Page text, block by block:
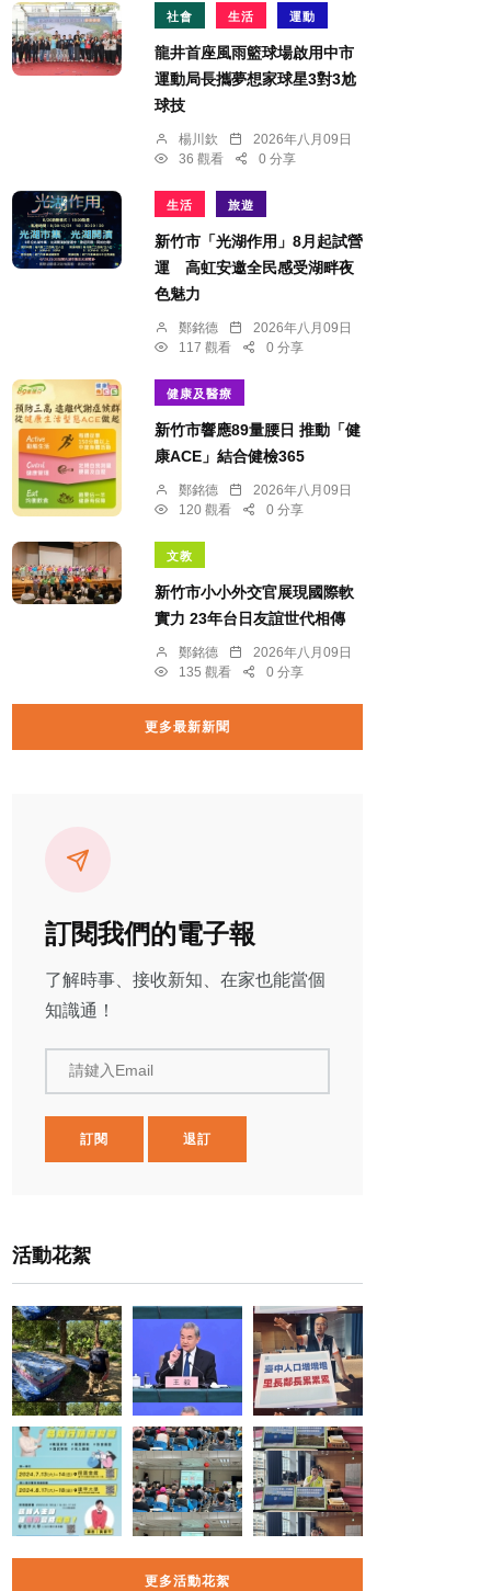
社會 生活 運動
龍井首座風雨籃球場啟用中市
運動局長攜夢想家球星3對3尬
球技
楊川欽
2026年八月09日
36 觀看
0 分享
生活 旅遊
新竹市「光湖作用」8月起試營
運 高虹安邀全民感受湖畔夜
色魅力
鄭銘德
2026年八月09日
117 觀看
0 分享
健康及醫療
新竹市響應89量腰日 推動「健
康ACE」結合健檢365
鄭銘德
2026年八月09日
120 觀看
0 分享
文教
新竹市小小外交官展現國際軟
實力 23年台日友誼世代相傳
鄭銘德
2026年八月09日
135 觀看
0 分享
更多最新新聞
訂閱我們的電子報
了解時事、接收新知、在家也能當個
知識通！
請鍵入Email
訂閱 退訂
活動花絮
更多活動花絮